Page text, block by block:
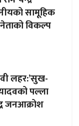
सामूहिक
नेताको विकल्प
लहर:’सुख-
पल्ला
जनआक्रोश